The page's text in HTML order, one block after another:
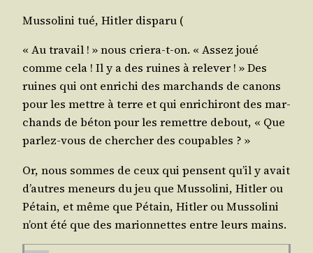
Mus­so­li­ni tué, Hit­ler disparu (
« Au tra­vail ! » nous crie­ra-t-on. « Assez joué
comme cela ! Il y a des ruines à rele­ver ! » Des
ruines qui ont enri­chi des mar­chands de canons
pour les mettre à terre et qui enri­chi­ront des mar­
chands de béton pour les remettre debout, « Que
par­lez-vous de cher­cher des coupables ? »
Or, nous sommes de ceux qui pensent qu’il y avait
d’autres meneurs du jeu que Mus­so­li­ni, Hit­ler ou
Pétain, et même que Pétain, Hit­ler ou Mus­so­li­ni
n’ont été que des marion­nettes entre leurs mains.